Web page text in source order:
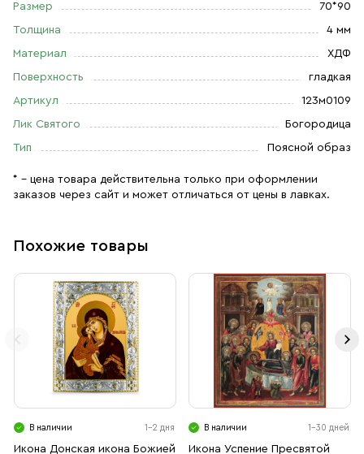
Размер 70*90
Толщина 4 мм
Материал ХДФ
Поверхность гладкая
Артикул 123м0109
Лик Святого Богородица
Тип Поясной образ
* – цена товара действительна только при оформлении
заказов через сайт и может отличаться от цены в лавках.
Похожие товары
В наличии 1-2 дня
Икона Донская икона Божией
В наличии 1-30 дней
Икона Успение Пресвятой